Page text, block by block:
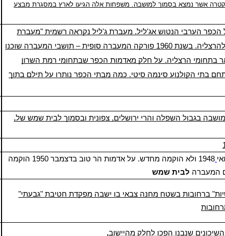
קטרה אשר נמצא בסמוך למושבה. משפחות אלה הגיעו לארץ במסגרת מבצע
הערבי הנטוש אג'ליל. מעברת ג'ליל נקראה רשמית "מעברת
גלילות". בשנת 1954 המעברה צורפה להרצליה. בשנת 1960 פורקה המעברה סופית – תושבי המעברה שוכנו
בתחומי הרצליה. על חלק מאדמות הכפר שבתחומי רמת השרון
בתי הקולנוע סינמה סיטי. כמה מבתי הכפר נותרו על תילם בתוך
בגבול השפלה והרי ירושלים, צפונית ובסמוך לבית שמש של
1948 ולא הוקמה מחדש. על אדמות הר טוב בדצמבר 1950 הוקמה
לבית שמש
ברחובות בשטח מחנה צבאי בו ישבה מפקדת חטיבת "גבעתי"
שנבנו הפכו לחלק מהיישוב